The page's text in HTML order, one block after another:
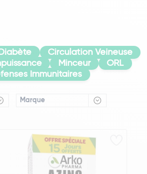
Circulation Veineuse
Minceur
ORL
Immunitaires
Marque